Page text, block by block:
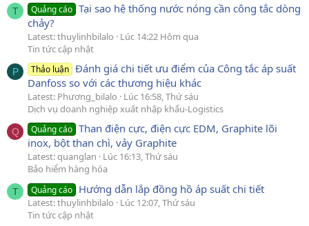
T Quảng cáo Tại sao hệ thống nước nóng cần công tắc dòng
chảy?
Latest: thuylinhbilalo
Lúc 14:22 Hôm qua
Tin tức cập nhật
P Thảo luận Đánh giá chi tiết ưu điểm của Công tắc áp suất
Danfoss so với các thương hiệu khác
Latest: Phương_bilalo
Lúc 16:58, Thứ sáu
Dịch vụ doanh nghiệp xuất nhập khẩu-Logistics
Q Quảng cáo Than điện cực, điện cực EDM, Graphite lõi
inox, bột than chì, vảy Graphite
Latest: quanglan
Lúc 16:13, Thứ sáu
Bảo hiểm hàng hóa
T Quảng cáo Hướng dẫn lắp đồng hồ áp suất chi tiết
Latest: thuylinhbilalo
Lúc 12:07, Thứ sáu
Tin tức cập nhật